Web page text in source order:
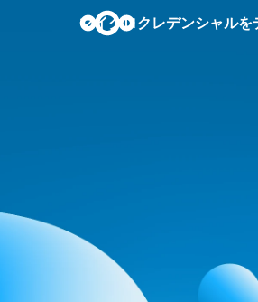
マイクロクレデンシャル